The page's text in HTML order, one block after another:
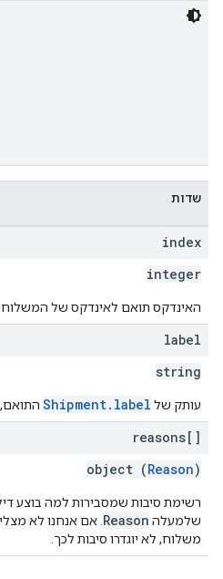
שדות
index
integer
האינדקס תואם לאינדקס של
label
string
עותק של Shipment.label התואם,
reasons[]
object (Reason)
רשימת סיבות שמסבירות למה בוצע
שלמעלה Reason . אם אנחנו לא
משלוח, לא יוגדרו סיבות לכך.